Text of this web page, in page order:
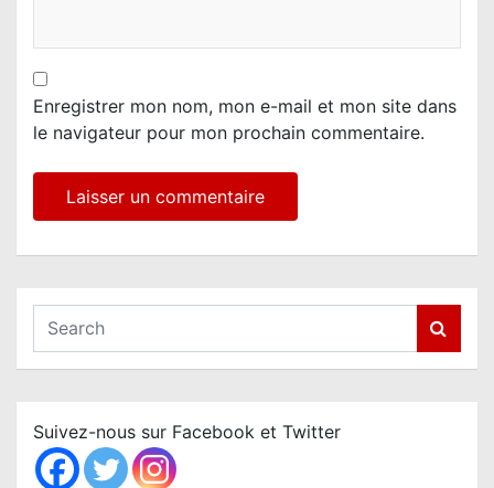
Enregistrer mon nom, mon e-mail et mon site dans
le navigateur pour mon prochain commentaire.
a
c
h
Suivez-nous sur Facebook et Twitter